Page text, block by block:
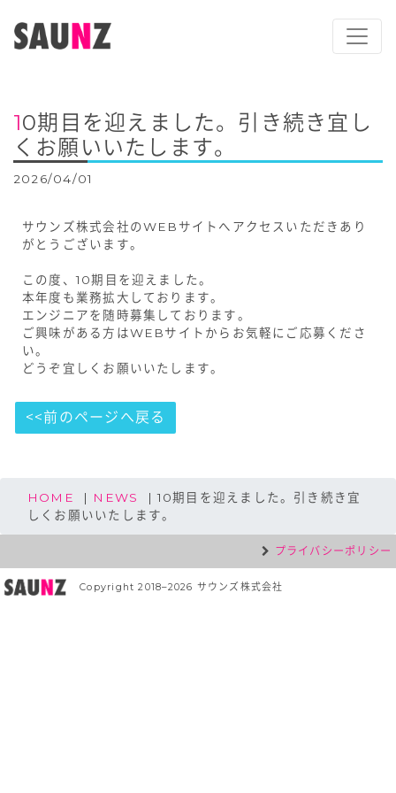
10期目を迎えました。引き続き宜し
くお願いいたします。
2026/04/01
サウンズ株式会社のWEBサイトへアクセスいただきあり
がとうございます。
この度、10期目を迎えました。
本年度も業務拡大しております。
エンジニアを随時募集しております。
ご興味がある方はWEBサイトからお気軽にご応募くださ
い。
どうぞ宜しくお願いいたします。
<<前のページへ戻る
HOME NEWS
10期目を迎えました。引き続き宜
しくお願いいたします。
プライバシーポリシー
Copyright 2018–2026 サウンズ株式会社